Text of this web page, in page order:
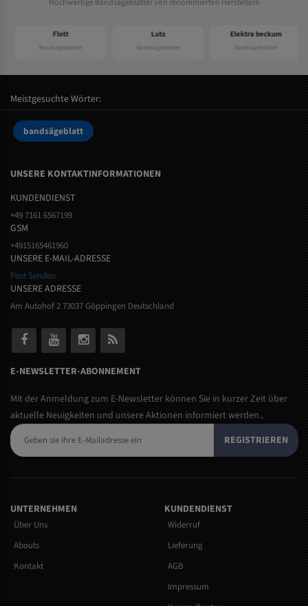
Flott
Bandsägeblätter
Lutz
Bandsägeblätter
Elektra beckum
Bandsägeblätter
Meistgesuchte Wörter:
bandsägeblatt
UNSERE KONTAKTINFORMATIONEN
KUNDENDIENST
+49 7161 6567199
GSM
+4915165461960
UNSERE E-MAIL-ADRESSE
Post Senden
UNSERE ADRESSE
Am Autohof 2 73037 Göppingen Deutschland
E-NEWSLETTER-ABONNEMENT
Mit der Anmeldung zum E-Newsletter können Sie in kurzer Zeit über
aktuelle Neuigkeiten und unsere Aktionen informiert werden..
REGISTRIEREN
UNTERNEHMEN
Über Uns
Abouts
Kontakt
KUNDENDIENST
Widerruf
Lieferung
AGB
Impressum